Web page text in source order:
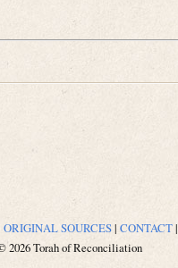
ORIGINAL SOURCES| CONTACT|
2026 Torah of Reconciliation